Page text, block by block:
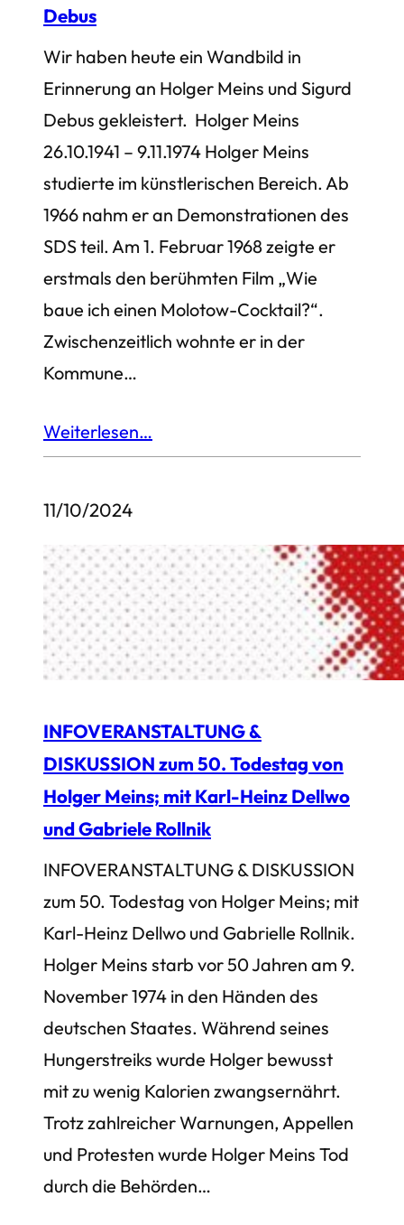
Debus
Wir haben heute ein Wandbild in
Erinnerung an Holger Meins und Sigurd
Debus gekleistert. Holger Meins
26.10.1941 – 9.11.1974 Holger Meins
studierte im künstlerischen Bereich. Ab
1966 nahm er an Demonstrationen des
SDS teil. Am 1. Februar 1968 zeigte er
erstmals den berühmten Film „Wie
baue ich einen Molotow-Cocktail?“.
Zwischenzeitlich wohnte er in der
Kommune…
Weiterlesen…
11/10/2024
INFOVERANSTALTUNG &
DISKUSSION zum 50. Todestag von
Holger Meins; mit Karl-Heinz Dellwo
und Gabriele Rollnik
INFOVERANSTALTUNG & DISKUSSION
zum 50. Todestag von Holger Meins; mit
Karl-Heinz Dellwo und Gabrielle Rollnik.
Holger Meins starb vor 50 Jahren am 9.
November 1974 in den Händen des
deutschen Staates. Während seines
Hungerstreiks wurde Holger bewusst
mit zu wenig Kalorien zwangsernährt.
Trotz zahlreicher Warnungen, Appellen
und Protesten wurde Holger Meins Tod
durch die Behörden…